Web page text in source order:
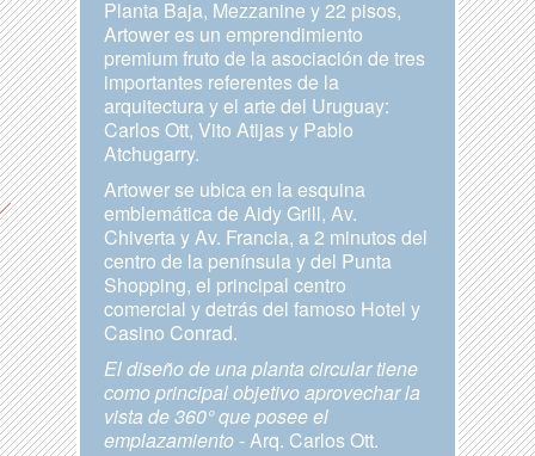
Planta Baja, Mezzanine y 22 pisos,
Artower es un emprendimiento
premium fruto de la asociación de tres
importantes referentes de la
arquitectura y el arte del Uruguay:
Carlos Ott, Vito Atijas y Pablo
Atchugarry.
Artower se ubica en la esquina
emblemática de Aidy Grill, Av.
Chiverta y Av. Francia, a 2 minutos del
centro de la península y del Punta
Shopping, el principal centro
comercial y detrás del famoso Hotel y
Casino Conrad.
El diseño de una planta circular tiene
como principal objetivo aprovechar la
vista de 360° que posee el
emplazamiento- Arq. Carlos Ott.